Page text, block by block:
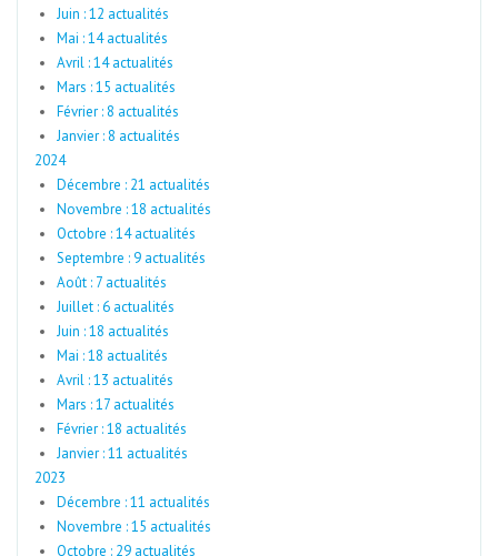
Juin : 12 actualités
Mai : 14 actualités
Avril : 14 actualités
Mars : 15 actualités
Février : 8 actualités
Janvier : 8 actualités
2024
Décembre : 21 actualités
Novembre : 18 actualités
Octobre : 14 actualités
Septembre : 9 actualités
Août : 7 actualités
Juillet : 6 actualités
Juin : 18 actualités
Mai : 18 actualités
Avril : 13 actualités
Mars : 17 actualités
Février : 18 actualités
Janvier : 11 actualités
2023
Décembre : 11 actualités
Novembre : 15 actualités
Octobre : 29 actualités